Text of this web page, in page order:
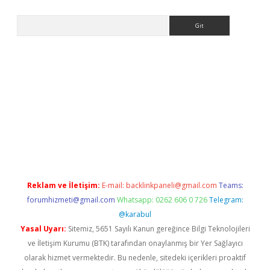
Reklam ve İletişim: E-mail: backlinkpaneli@gmail.com Teams:
forumhizmeti@gmail.com Whatsapp: 0262 606 0 726 Telegram:
@karabul
Yasal Uyarı: Sitemiz, 5651 Sayılı Kanun gereğince Bilgi Teknolojileri
ve İletişim Kurumu (BTK) tarafından onaylanmış bir Yer Sağlayıcı
olarak hizmet vermektedir. Bu nedenle, sitedeki içerikleri proaktif